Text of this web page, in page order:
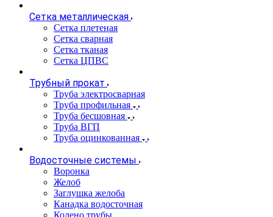
Сетка металлическая
Сетка плетеная
Сетка сварная
Сетка тканая
Сетка ЦПВС
Трубный прокат
Труба электросварная
Труба профильная
Труба бесшовная
Труба ВГП
Труба оцинкованная
Водосточные системы
Воронка
Желоб
Заглушка желоба
Канадка водосточная
Колено трубы